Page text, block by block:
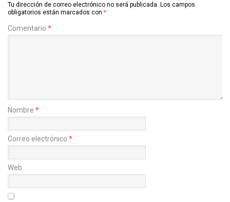
Tu dirección de correo electrónico no será publicada. Los campos
obligatorios están marcados con *
Comentario *
Nombre *
Correo electrónico *
Web